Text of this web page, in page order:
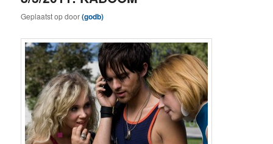
Geplaatst opdoor(godb)